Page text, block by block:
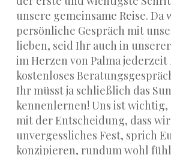
unsere gemeinsame Reise. Da
persönliche Gespräch mit
lieben, seid Ihr auch in
im Herzen von Palma jederzeit
kostenloses
Ihr müsst ja schließlich das
kennenlernen! Uns ist wichtig,
mit der Entscheidung, dass
unvergessliches Fest, sprich
konzipieren, rundum wohl